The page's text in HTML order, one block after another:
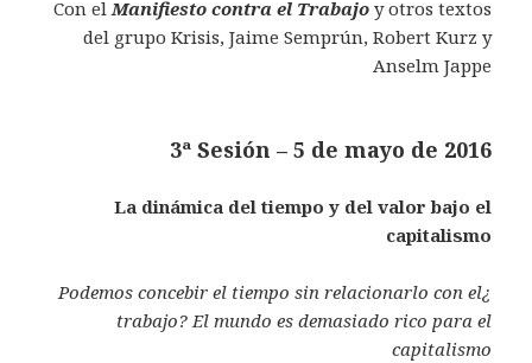
Con elManifiesto contra el Trabajoy otros textos
del grupo Krisis, Jaime Semprún, Robert Kurz y
Anselm Jappe
3ª Sesión – 5 de mayo de 2016
La dinámica del tiempo y del valor bajo el
capitalismo
¿Podemos concebir el tiempo sin relacionarlo con el
trabajo? El mundo es demasiado rico para el
capitalismo